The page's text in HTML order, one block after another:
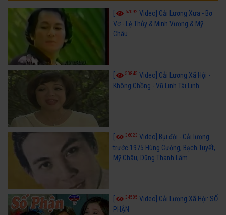
67092 Video] Cải Lương Xưa - Bơ
Vơ - Lệ Thủy & Minh Vương & Mỹ
Châu
50845 Video] Cải Lương Xã Hội -
Không Chồng - Vũ Linh Tài Linh
36023 Video] Bụi đời - Cải lương
trước 1975 Hùng Cường, Bạch Tuyết,
Mỹ Châu, Dũng Thanh Lâm
34585 Video] Cải Lương Xã Hội: SỐ
PHẬN